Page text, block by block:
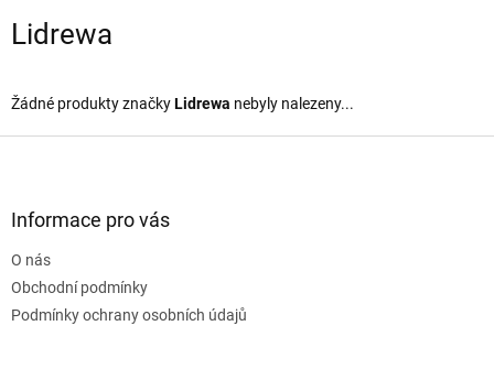
Lidrewa
Žádné produkty značkyLidrewa nebyly nalezeny...
Informace pro vás
O nás
Obchodní podmínky
Podmínky ochrany osobních údajů